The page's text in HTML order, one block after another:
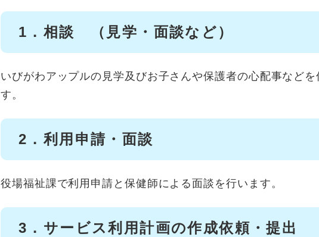
1．相談 （見学・面談など）
いびがわアップルの見学及びお子さんや保護者の心配事などを
す。
2．利用申請・面談
役場福祉課で利用申請と保健師による面談を行います。
3．サービス利用計画の作成依頼・提出